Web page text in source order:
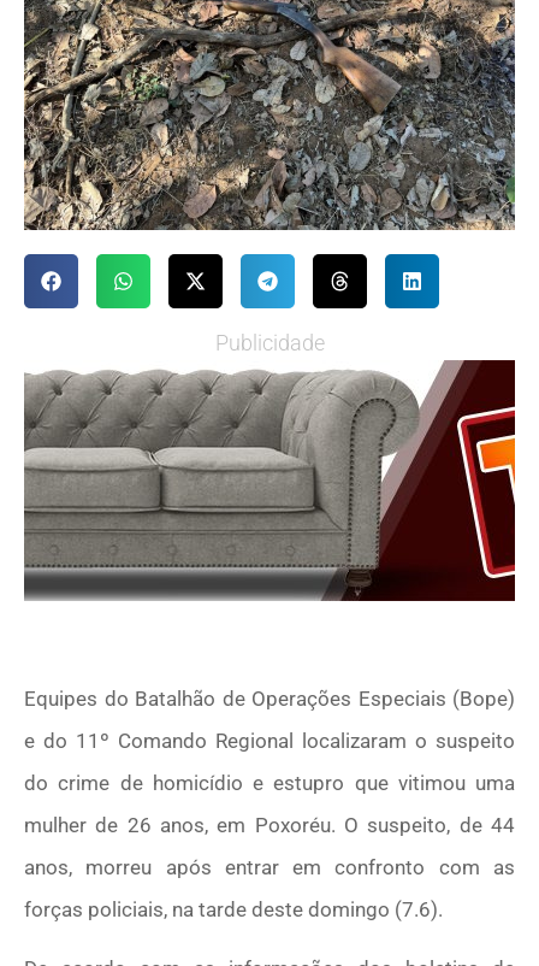
Publicidade
Equipes do Batalhão de Operações Especiais (Bope)
e do 11º Comando Regional localizaram o suspeito
do crime de homicídio e estupro que vitimou uma
mulher de 26 anos, em Poxoréu. O suspeito, de 44
anos, morreu após entrar em confronto com as
forças policiais, na tarde deste domingo (7.6).